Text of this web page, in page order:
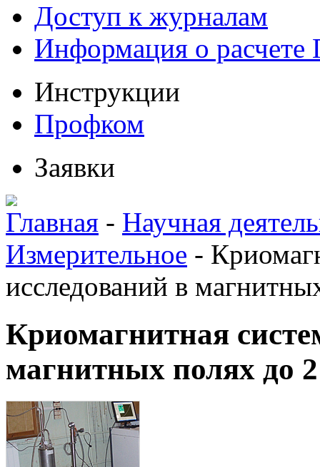
Доступ к журналам
Информация о
Инструкции
Профком
Заявки
Главная - Научная
Измерительное -
исследований в
Криомагнитная
магнитных полях до